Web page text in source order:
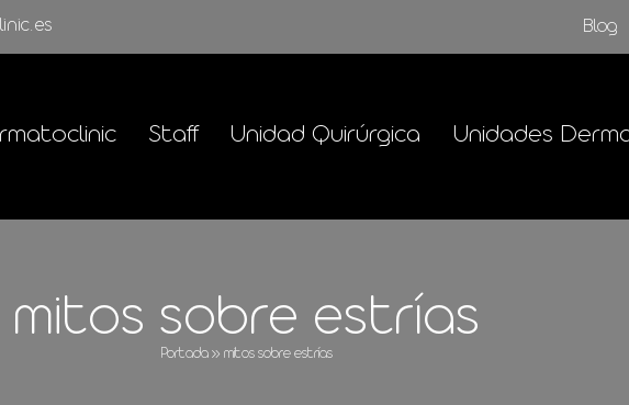
Blog
Staff Unidad Quirúrgica Unidades
mitos sobre estrías
Portada» mitos sobre estrías